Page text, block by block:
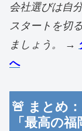
会社選びは自
スタートを切る
ましょう。
→
へ
🚨 まとめ
「最高の